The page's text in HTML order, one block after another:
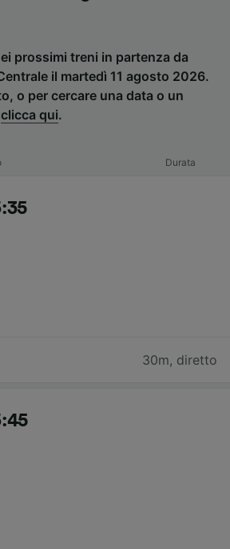
prossimi treni in partenza da
il martedì 11 agosto 2026.
o per cercare una data o un
clicca qui.
Durata
30m, diretto